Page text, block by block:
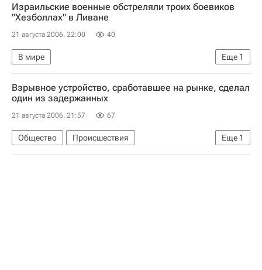
Израильские военные обстреляли троих боевиков
"Хезболлах" в Ливане
21 августа 2006, 22:00 40
Еще 1
В мире
Израильско-ливанский конфликт. Хроника
Взрывное устройство, сработавшее на рынке, сделал
один из задержанных
21 августа 2006, 21:57 67
Еще 1
Общество
Происшествия
Версии взрыва на Черкизовском рынке